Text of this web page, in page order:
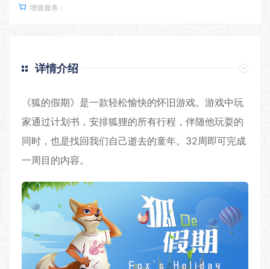
增值服务：
详情介绍
《狐的假期》是一款轻松愉快的怀旧游戏。游戏中玩
家通过计划书，安排狐狸的所有行程，伴随他玩耍的
同时，也是找回我们自己逝去的童年。32周即可完成
一周目的内容。